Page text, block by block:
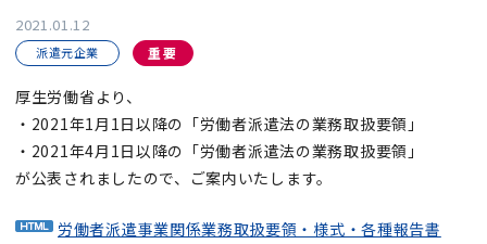
2021.01.12
派遣元企業 重要
厚生労働省より、
・2021年1月1日以降の「労働者派遣法の業務取扱要領」
・2021年4月1日以降の「労働者派遣法の業務取扱要領」
が公表されましたので、ご案内いたします。
労働者派遣事業関係業務取扱要領・様式・各種報告書